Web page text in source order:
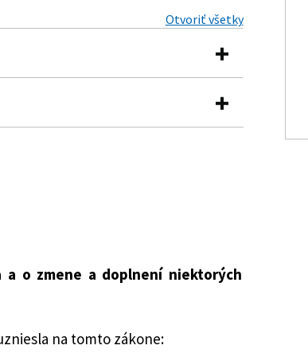
Otvoriť všetky
dieťaťa a o zmene a doplnení
zákonov
zákonov a ktorým sa menia a
znení neskorších predpisov a ktorým
niektoré zákony
o zmene a doplnení niektorých
na tomto zákone: